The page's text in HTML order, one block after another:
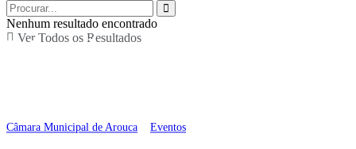
Nenhum resultado encontrado
Ver Todos os Resultados
Marchas Populares
Câmara Municipal de Arouca Eventos